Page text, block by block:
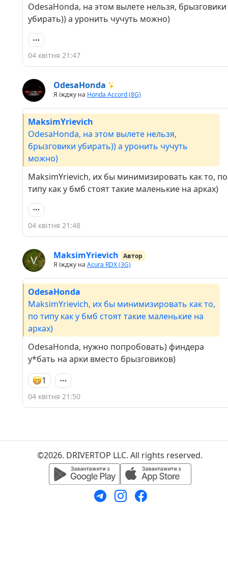
OdesaHonda, на этом вылете нельзя, брызговики
убирать)) а уронить чучуть можно)
04 квітня 21:47
OdesaHonda
Я їжджу на Honda Accord (8G)
MaksimYrievich
OdesaHonda, на этом вылете нельзя,
брызговики убирать)) а уронить чучуть
можно)
MaksimYrievich, их бы минимизировать как то, по
типу как у бмб стоят такие маленькие на арках)
04 квітня 21:48
MaksimYrievich Автор
Я їжджу на Acura RDX (3G)
OdesaHonda
MaksimYrievich, их бы минимизировать как то,
по типу как у бмб стоят такие маленькие на
арках)
OdesaHonda, нужно попробовать) финдера
у*бать на арки вместо брызговиков)
1
04 квітня 21:50
©2026. DRIVERTOP LLC. All rights reserved.